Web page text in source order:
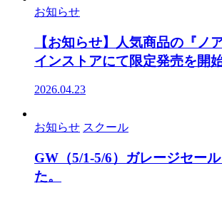
お知らせ
【お知らせ】人気商品の『ノ
インストアにて限定発売を開
2026.04.23
お知らせ スクール
GW（5/1-5/6）ガレージセー
た。